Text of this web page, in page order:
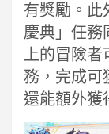
有獎勵。此
慶典」任務
上的冒險者
務，完成可
還能額外獲